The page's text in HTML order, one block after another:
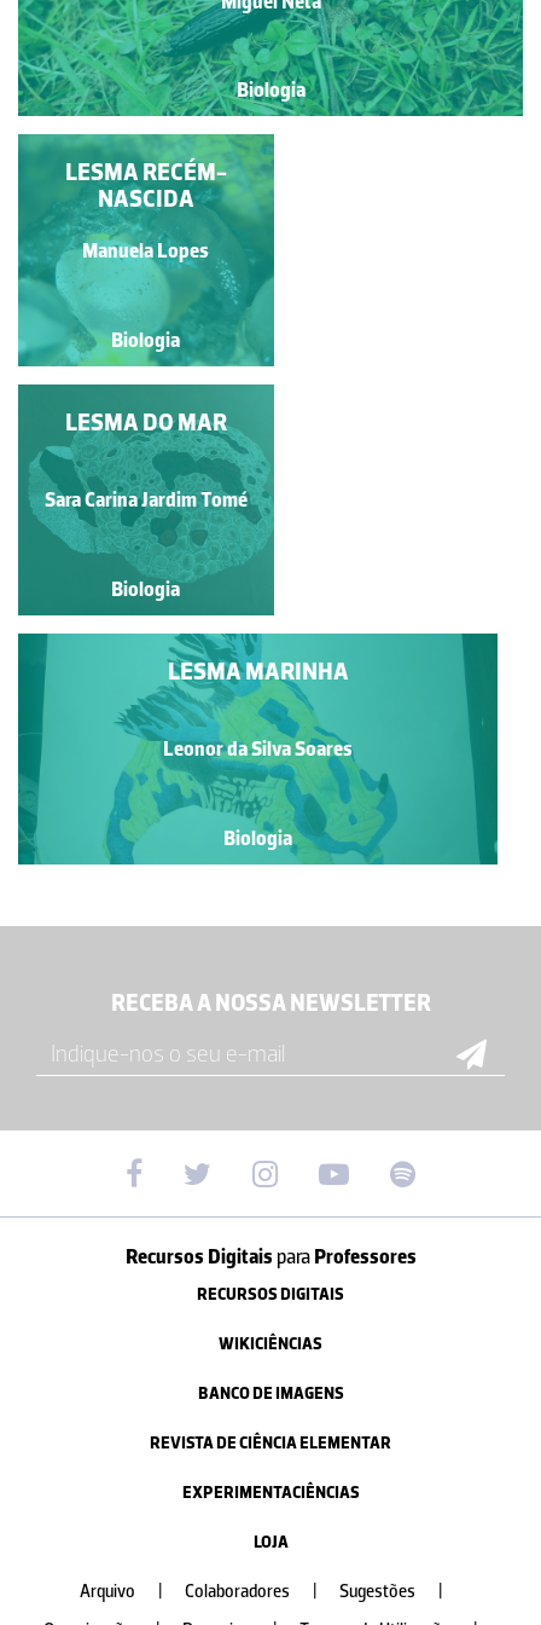
Biologia
LESMA MARINHA
FOTOSSINTÉTICA
Ana Cristina Matias Vieira
Torrão
Biologia
LESMA RECÉM-
NASCIDA
Manuela Lopes
Biologia
COMPARAÇÃO ENTRE
AS 6 ESPÉCIES DO
GÉNERO FELIMARE,
PRESENTES EM
PORTUGAL
CONTINENTAL
Ana Sara Oliveira Knittel
Biologia
LESMA DO MAR
Sara Carina Jardim Tomé
Biologia
LESMA MARINHA
Leonor da Silva Soares
Biologia
RECEBA A NOSSA NEWSLETTER
Recursos Digitais paraProfessores
RECURSOS DIGITAIS
WIKICIÊNCIAS
BANCO DE IMAGENS
REVISTA DE CIÊNCIA ELEMENTAR
EXPERIMENTACIÊNCIAS
LOJA
Arquivo Colaboradores Sugestões